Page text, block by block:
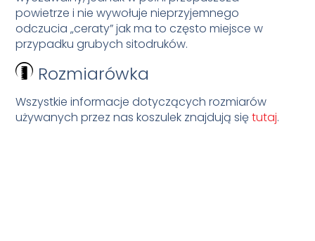
powietrze i nie wywołuje nieprzyjemnego
odczucia „ceraty” jak ma to często miejsce w
przypadku grubych sitodruków.
Rozmiarówka
Wszystkie informacje dotyczących rozmiarów
używanych przez nas koszulek znajdują siętutaj.